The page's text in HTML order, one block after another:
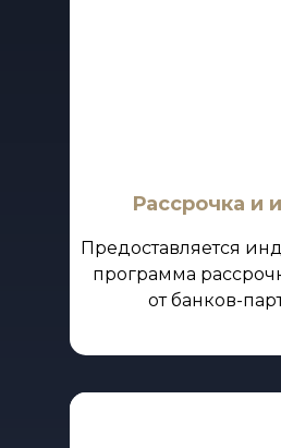
Рассрочка и
Предоставляется
программа
от банков-